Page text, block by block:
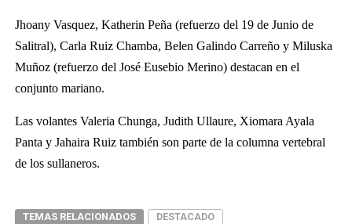
Jhoany Vasquez, Katherin Peña (refuerzo del 19 de Junio de
Salitral), Carla Ruiz Chamba, Belen Galindo Carreño y Miluska
Muñoz (refuerzo del José Eusebio Merino) destacan en el
conjunto mariano.
Las volantes Valeria Chunga, Judith Ullaure, Xiomara Ayala
Panta y Jahaira Ruiz también son parte de la columna vertebral
de los sullaneros.
TEMAS RELACIONADOS
DESTACADO